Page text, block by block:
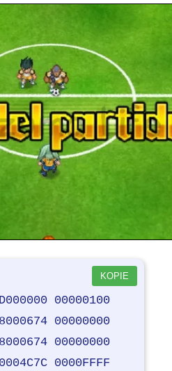
KOPIE
00000100
00000000
00000000
0000FFFF